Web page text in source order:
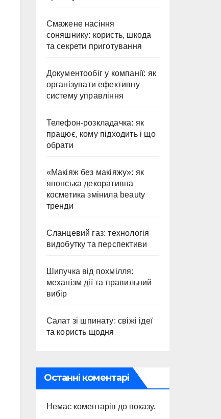
Смажене насіння
соняшнику: користь, шкода
та секрети приготування
Документообіг у компанії: як
організувати ефективну
систему управління
Телефон-розкладачка: як
працює, кому підходить і що
обрати
«Макіяж без макіяжу»: як
японська декоративна
косметика змінила beauty
тренди
Сланцевий газ: технологія
видобутку та перспективи
Шипучка від похмілля:
механізм дії та правильний
вибір
Салат зі шпинату: свіжі ідеї
та користь щодня
Останні коментарі
Немає коментарів до показу.